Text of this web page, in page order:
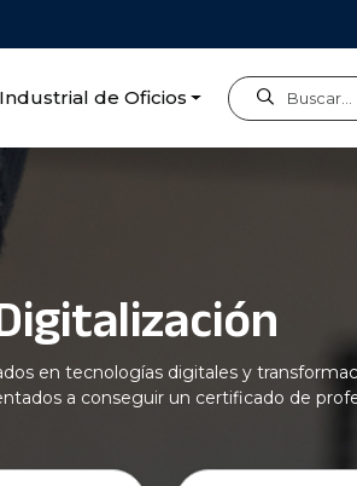
de Oficios
en tecnologías digitales y
a conseguir un certificado de